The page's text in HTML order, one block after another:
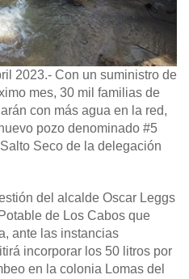
2023.- Con un suministro de
mes, 30 mil familias de
con más agua en la red,
pozo denominado #5
Seco de la delegación
del alcalde Oscar Leggs
de Los Cabos que
ante las instancias
incorporar los 50 litros por
en la colonia Lomas del